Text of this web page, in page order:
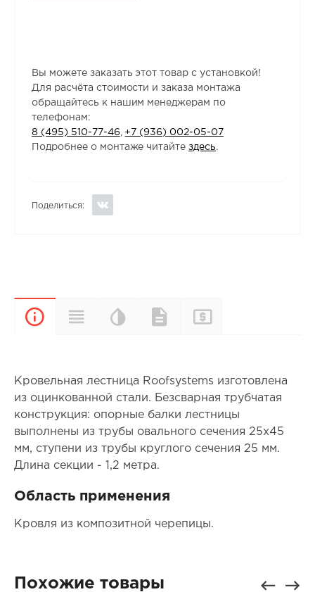
Вы можете заказать этот товар с установкой!
Для расчёта стоимости и заказа монтажа
обращайтесь к нашим менеджерам по
телефонам:
8 (495) 510-77-46
+7 (936) 002-05-07
Подробнее о монтаже читайтездесь.
Поделиться:
ОписаниеХарактеристики
Цветовая
палитра
Документы
Кровельная лестница Roofsystems изготовлена
из оцинкованной стали. Безсварная трубчатая
конструкция: опорные балки лестницы
выполнены из трубы овального сечения 25х45
мм, ступени из трубы круглого сечения 25 мм.
Длина секции - 1,2 метра.
Область применения
Кровля из композитной черепицы.
Похожие товары